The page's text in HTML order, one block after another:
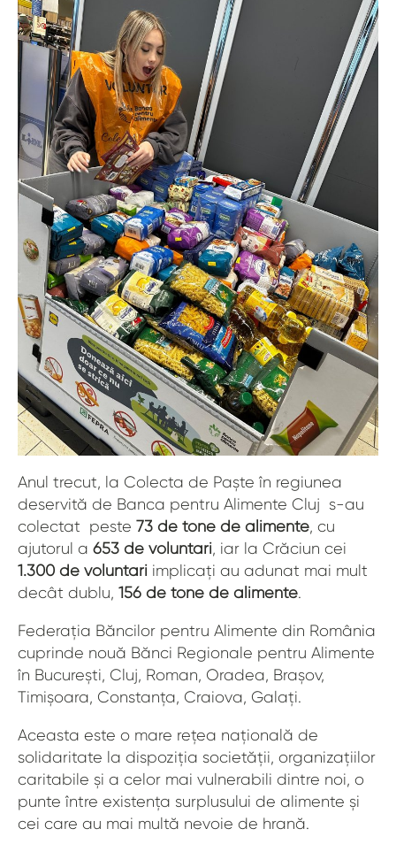
Anul trecut, la Colecta de Paște în regiunea
deservită de Banca pentru Alimente Cluj s-au
colectat peste 73 de tone de alimente, cu
ajutorul a 653 de voluntari, iar la Crăciun cei
1.300 de voluntari implicați au adunat mai mult
decât dublu, 156 de tone de alimente.
Federația Băncilor pentru Alimente din România
cuprinde nouă Bănci Regionale pentru Alimente
în București, Cluj, Roman, Oradea, Brașov,
Timișoara, Constanța, Craiova, Galați.
Aceasta este o mare rețea națională de
solidaritate la dispoziția societății, organizațiilor
caritabile și a celor mai vulnerabili dintre noi, o
punte între existența surplusului de alimente și
cei care au mai multă nevoie de hrană.